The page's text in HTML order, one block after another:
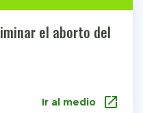
el aborto del
Ir al medio open_in_new